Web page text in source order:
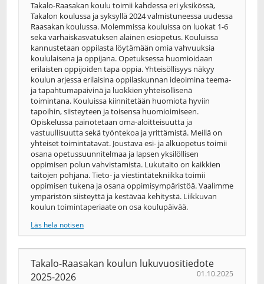
Takalo-Raasakan koulu toimii kahdessa eri yksikössä,
Takalon koulussa ja syksyllä 2024 valmistuneessa uudessa
Raasakan koulussa. Molemmissa kouluissa on luokat 1-6
sekä varhaiskasvatuksen alainen esiopetus. Kouluissa
kannustetaan oppilasta löytämään omia vahvuuksia
koululaisena ja oppijana. Opetuksessa huomioidaan
erilaisten oppijoiden tapa oppia. Yhteisöllisyys näkyy
koulun arjessa erilaisina oppilaskunnan ideoimina teema-
ja tapahtumapäivinä ja luokkien yhteisöllisenä
toimintana. Kouluissa kiinnitetään huomiota hyviin
tapoihin, siisteyteen ja toisensa huomioimiseen.
Opiskelussa painotetaan oma-aloitteisuutta ja
vastuullisuutta sekä työntekoa ja yrittämistä. Meillä on
yhteiset toimintatavat. Joustava esi- ja alkuopetus toimii
osana opetussuunnitelmaa ja lapsen yksilöllisen
oppimisen polun vahvistamista. Lukutaito on kaikkien
taitojen pohjana. Tieto- ja viestintätekniikka toimii
oppimisen tukena ja osana oppimisympäristöä. Vaalimme
ympäristön siisteyttä ja kestävää kehitystä. Liikkuvan
koulun toimintaperiaate on osa koulupäivää.
Läs hela notisen
Takalo-Raasakan koulun lukuvuositiedote
2025-2026
01.10.2025